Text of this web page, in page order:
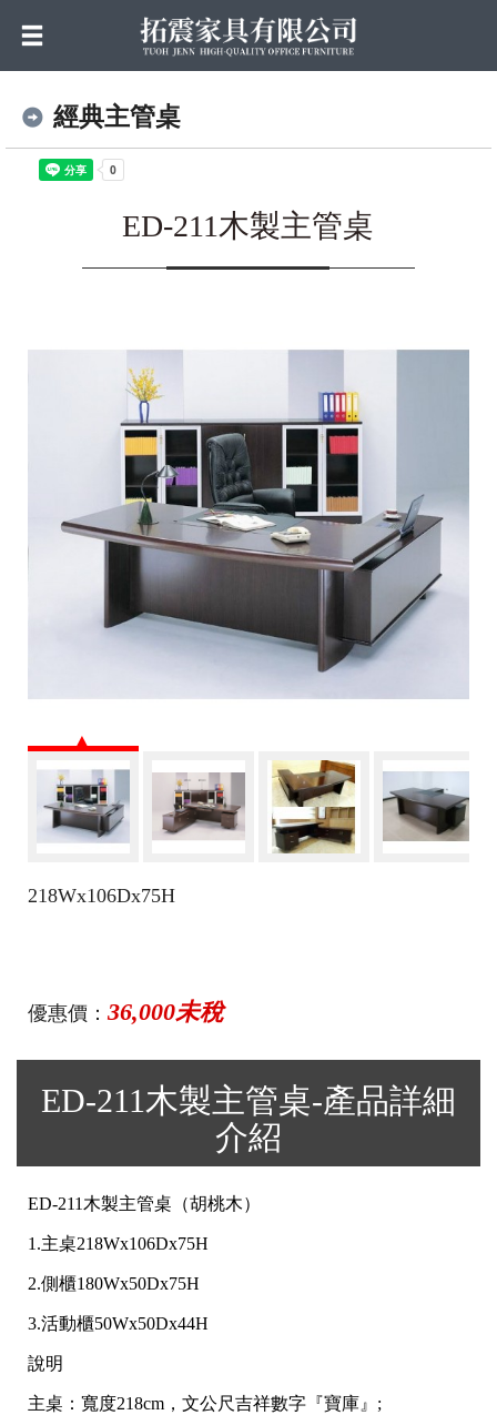
經典主管桌
ED-211木製主管桌
218Wx106Dx75H
優惠價： 36,000未稅
ED-211木製主管桌-產品詳細
介紹
ED-211木製主管桌（胡桃木）
1.主桌218Wx106Dx75H
2.側櫃180Wx50Dx75H
3.活動櫃50Wx50Dx44H
說明
主桌：寬度218cm，文公尺吉祥數字『寶庫』;